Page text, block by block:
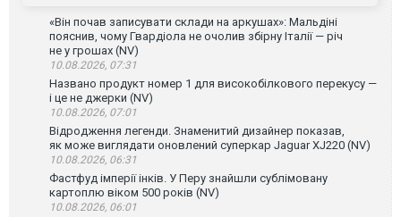
«Він почав записувати склади на аркушах»: Мальдіні
пояснив, чому Гвардіола не очолив збірну Італії — річ
не у грошах (NV)
10.08.2026, 07:31
Названо продукт номер 1 для високобілкового перекусу —
і це не джерки (NV)
10.08.2026, 07:01
Відродження легенди. Знаменитий дизайнер показав,
як може виглядати оновлений суперкар Jaguar XJ220 (NV)
10.08.2026, 06:31
Фастфуд імперії інків. У Перу знайшли сублімовану
картоплю віком 500 років (NV)
10.08.2026, 06:01